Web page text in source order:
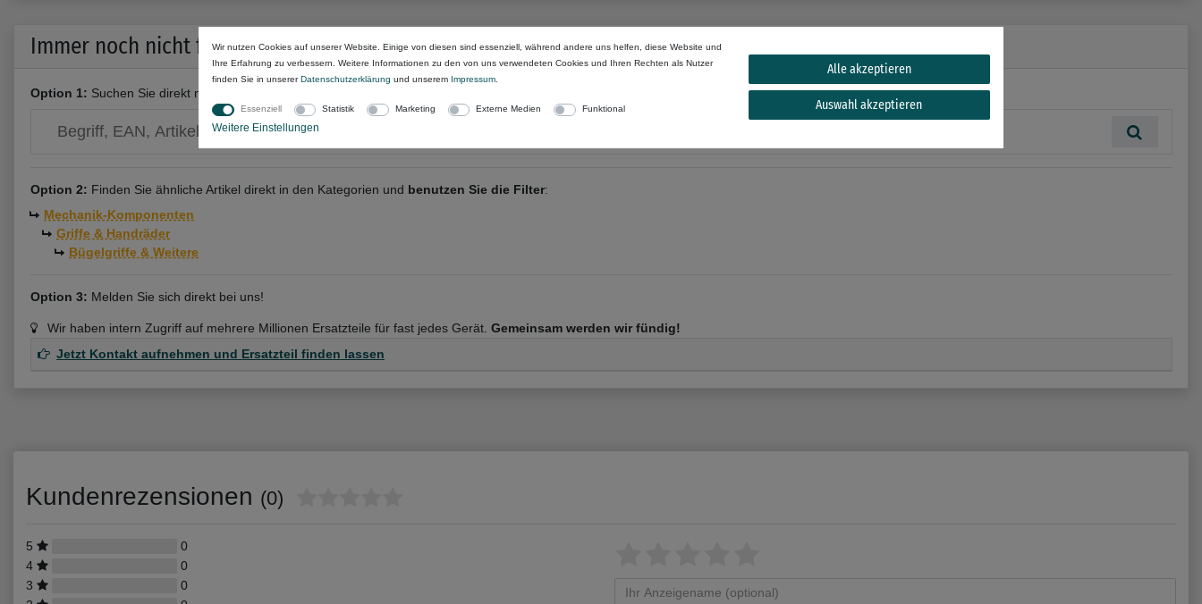
Immer noch nicht fündig geworden?
Option 1: Suchen Sie direkt nach deiner
Option 2: Finden Sie ähnliche Artikel direkt in den Kategorien und benutzen Sie die Filter:
Mechanik-Komponenten
Griffe & Handräder
Bügelgriffe & Weitere
Option 3: Melden Sie sich direkt bei uns!
Wir haben intern Zugriff auf mehrere Millionen Ersatzteile für fast jedes Gerät. Gemeinsam werden wir fündig!
Jetzt Kontakt aufnehmen und Ersatzteil finden lassen
Kundenrezensionen (0)
5
0
4
0
3
0
Wir nutzen Cookies auf unserer Website. Einige von diesen sind essenziell, während andere uns helfen, diese Website und
Ihre Erfahrung zu verbessern. Weitere Informationen zu den von uns verwendeten Cookies und Ihren Rechten als Nutzer
finden Sie in unsererDaten­schutz­erklärung und unserem Impressum
Essenziell Statistik Marketing Externe Medien Funktional
Weitere Einstellungen
Alle akzeptieren
Auswahl akzeptieren